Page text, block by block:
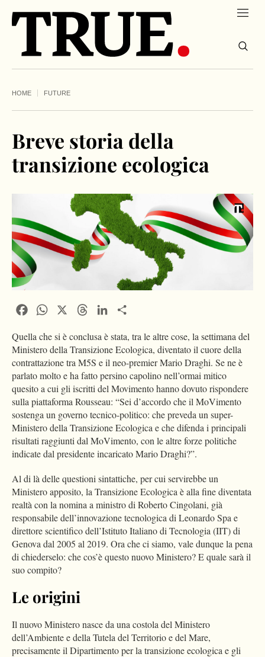
HOME FUTURE
Breve storia della
transizione ecologica
FacebookWhatsApp ThreadsLinkedIn
Quella che si è conclusa è stata, tra le altre cose, la settimana del
Ministero della Transizione Ecologica, diventato il cuore della
contrattazione tra M5S e il neo-premier Mario Draghi. Se ne è
parlato molto e ha fatto persino capolino nell’ormai mitico
quesito a cui gli iscritti del Movimento hanno dovuto rispondere
sulla piattaforma Rousseau: “Sei d’accordo che il MoVimento
sostenga un governo tecnico-politico: che preveda un super-
Ministero della Transizione Ecologica e che difenda i principali
risultati raggiunti dal MoVimento, con le altre forze politiche
indicate dal presidente incaricato Mario Draghi?”.
Al di là delle questioni sintattiche, per cui servirebbe un
Ministero apposito, la Transizione Ecologica è alla fine diventata
realtà con la nomina a ministro di Roberto Cingolani, già
responsabile dell’innovazione tecnologica di Leonardo Spa e
direttore scientifico dell’Istituto Italiano di Tecnologia (IIT) di
Genova dal 2005 al 2019. Ora che ci siamo, vale dunque la pena
di chiederselo: che cos’è questo nuovo Ministero? E quale sarà il
suo compito?
Le origini
Il nuovo Ministero nasce da una costola del Ministero
dell’Ambiente e della Tutela del Territorio e del Mare,
precisamente il Dipartimento per la transizione ecologica e gli